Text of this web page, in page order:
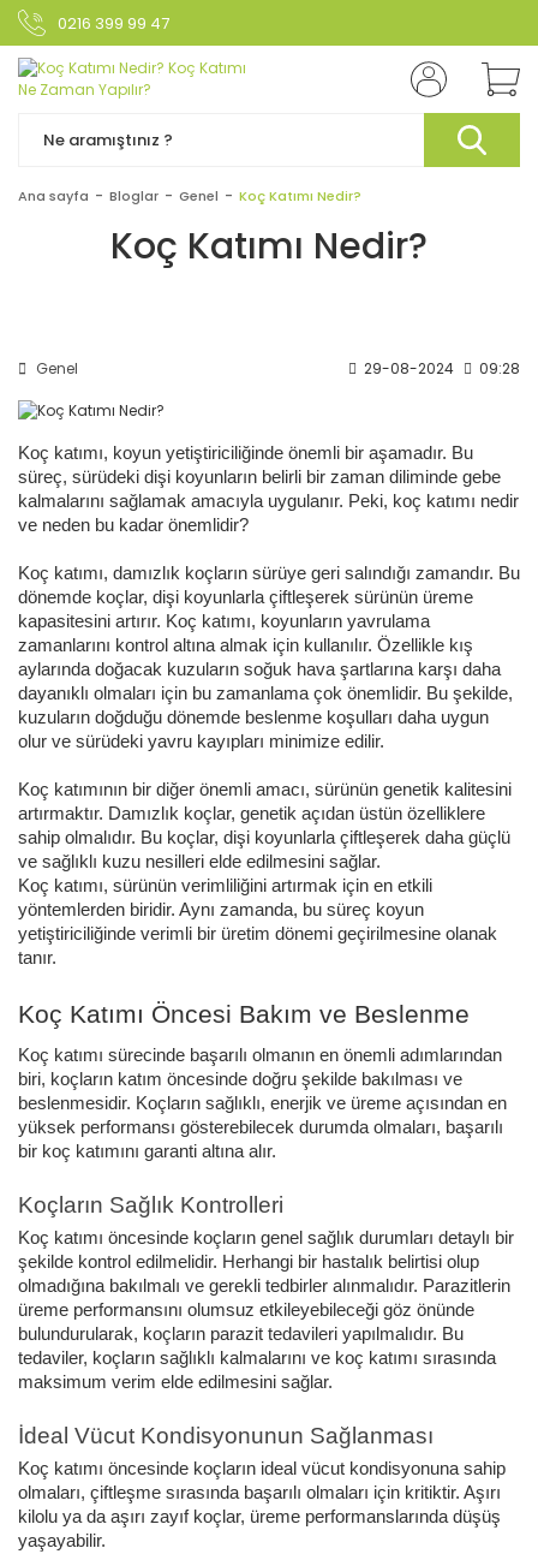
0216 399 99 47
Ana sayfa Bloglar Genel Koç Katımı Nedir?
Koç Katımı Nedir?
Genel 29-08-2024 09:28
Koç katımı, koyun yetiştiriciliğinde önemli bir aşamadır. Bu
süreç, sürüdeki dişi koyunların belirli bir zaman diliminde gebe
kalmalarını sağlamak amacıyla uygulanır. Peki, koç katımı nedir
ve neden bu kadar önemlidir?
Koç katımı, damızlık koçların sürüye geri salındığı zamandır. Bu
dönemde koçlar, dişi koyunlarla çiftleşerek sürünün üreme
kapasitesini artırır. Koç katımı, koyunların yavrulama
zamanlarını kontrol altına almak için kullanılır. Özellikle kış
aylarında doğacak kuzuların soğuk hava şartlarına karşı daha
dayanıklı olmaları için bu zamanlama çok önemlidir. Bu şekilde,
kuzuların doğduğu dönemde beslenme koşulları daha uygun
olur ve sürüdeki yavru kayıpları minimize edilir.
Koç katımının bir diğer önemli amacı, sürünün genetik kalitesini
artırmaktır. Damızlık koçlar, genetik açıdan üstün özelliklere
sahip olmalıdır. Bu koçlar, dişi koyunlarla çiftleşerek daha güçlü
ve sağlıklı kuzu nesilleri elde edilmesini sağlar.
Koç katımı, sürünün verimliliğini artırmak için en etkili
yöntemlerden biridir. Aynı zamanda, bu süreç koyun
yetiştiriciliğinde verimli bir üretim dönemi geçirilmesine olanak
tanır.
Koç Katımı Öncesi Bakım ve Beslenme
Koç katımı sürecinde başarılı olmanın en önemli adımlarından
biri, koçların katım öncesinde doğru şekilde bakılması ve
beslenmesidir. Koçların sağlıklı, enerjik ve üreme açısından en
yüksek performansı gösterebilecek durumda olmaları, başarılı
bir koç katımını garanti altına alır.
Koçların Sağlık Kontrolleri
Koç katımı öncesinde koçların genel sağlık durumları detaylı bir
şekilde kontrol edilmelidir. Herhangi bir hastalık belirtisi olup
olmadığına bakılmalı ve gerekli tedbirler alınmalıdır. Parazitlerin
üreme performansını olumsuz etkileyebileceği göz önünde
bulundurularak, koçların parazit tedavileri yapılmalıdır. Bu
tedaviler, koçların sağlıklı kalmalarını ve koç katımı sırasında
maksimum verim elde edilmesini sağlar.
İdeal Vücut Kondisyonunun Sağlanması
Koç katımı öncesinde koçların ideal vücut kondisyonuna sahip
olmaları, çiftleşme sırasında başarılı olmaları için kritiktir. Aşırı
kilolu ya da aşırı zayıf koçlar, üreme performanslarında düşüş
yaşayabilir.